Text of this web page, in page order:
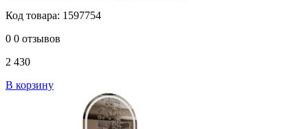
Код товара: 1597754
0 0 отзывов
2 430
В корзину